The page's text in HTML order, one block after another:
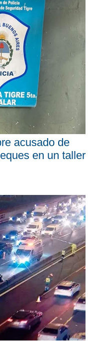
acusado de
en un taller